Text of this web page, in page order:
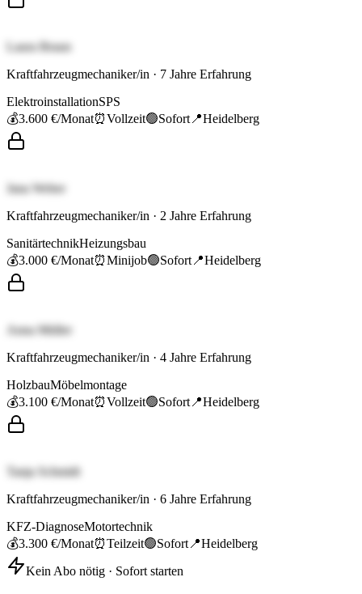
Laura Braun
Kraftfahrzeugmechaniker/in · 7 Jahre Erfahrung
ElektroinstallationSPS
💰3.600 €/Monat⏰Vollzeit🟢Sofort 📍Heidelberg
Jana Weber
Kraftfahrzeugmechaniker/in · 2 Jahre Erfahrung
SanitärtechnikHeizungsbau
💰3.000 €/Monat⏰Minijob🟢Sofort 📍Heidelberg
Anna Müller
Kraftfahrzeugmechaniker/in · 4 Jahre Erfahrung
HolzbauMöbelmontage
💰3.100 €/Monat⏰Vollzeit🟢Sofort 📍Heidelberg
Tanja Schmidt
Kraftfahrzeugmechaniker/in · 6 Jahre Erfahrung
KFZ-DiagnoseMotortechnik
💰3.300 €/Monat⏰Teilzeit🟢Sofort 📍Heidelberg
Kein Abo nötig · Sofort starten